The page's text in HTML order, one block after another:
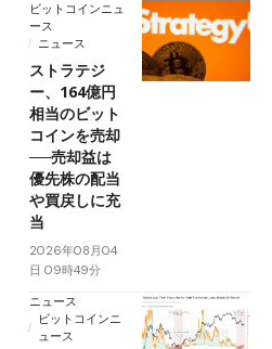
ビットコインニュ
ース
ニュース
ストラテジ
ー、164億円
相当のビット
コインを売却
──売却益は
優先株の配当
や買戻しに充
当
2026年08月04
日 09時49分
ニュース
ビットコインニ
ュース